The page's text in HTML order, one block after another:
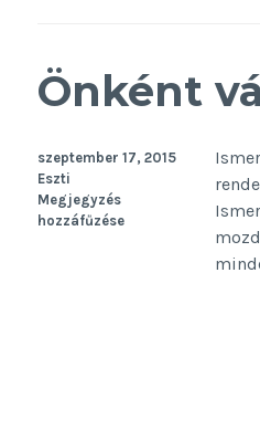
Önként
szeptember 17, 2015
Eszti
Megjegyzés
hozzáfűzése